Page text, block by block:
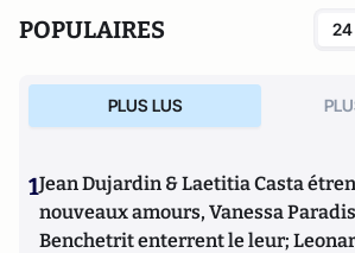
POPULAIRES 24
PLUS LUS
1Jean Dujardin & Laetitia Casta
nouveaux amours, Vanessa
Benchetrit enterrent le leur;